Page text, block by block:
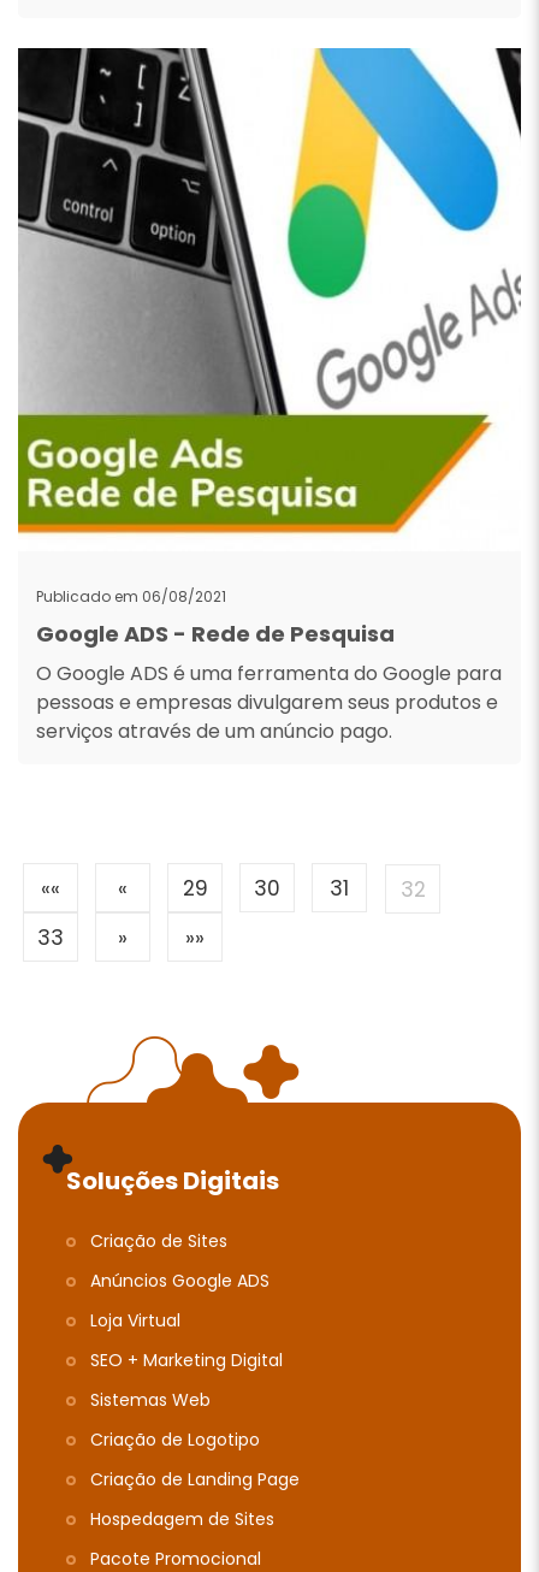
Publicado em 06/08/2021
Google ADS - Rede de Pesquisa
O Google ADS é uma ferramenta do Google para
pessoas e empresas divulgarem seus produtos e
serviços através de um anúncio pago.
«« « 29 30 31
32
33
» »»
Soluções Digitais
Criação de Sites
Anúncios Google ADS
Loja Virtual
SEO + Marketing Digital
Sistemas Web
Criação de Logotipo
Criação de Landing Page
Hospedagem de Sites
Pacote Promocional